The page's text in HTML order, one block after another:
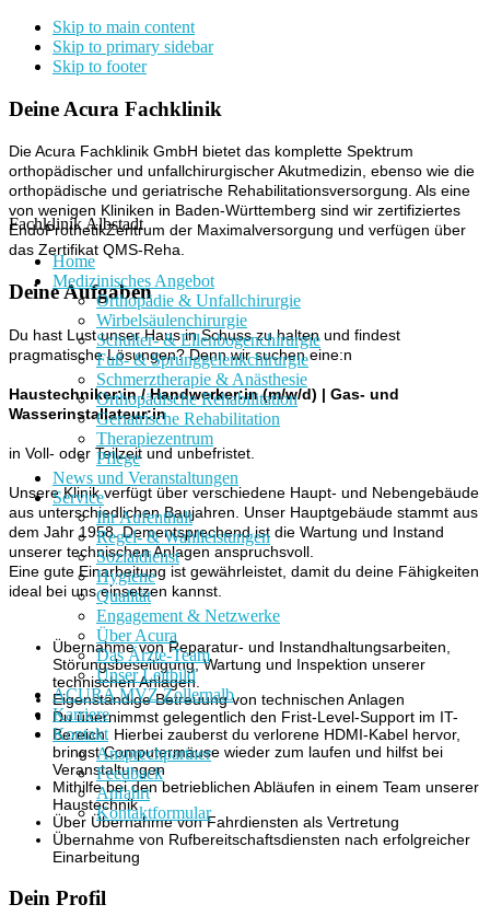
Skip to main content
Skip to primary sidebar
Skip to footer
Fachklinik Albstadt
Home
Medizinisches Angebot
Orthopädie & Unfallchirurgie
Wirbelsäulenchirurgie
Schulter- & Ellenbogenchirurgie
Fuß- & Sprunggelenkchirurgie
Schmerztherapie & Anästhesie
Orthopädische Rehabilitation
Geriatrische Rehabilitation
Therapiezentrum
Pflege
News und Veranstaltungen
Service
Ihr Aufenthalt
Regel- & Wahlleistungen
Sozialdienst
Hygiene
Qualität
Engagement & Netzwerke
Über Acura
Das Ärzte-Team
Unser Leitbild
ACURA MVZ Zollernalb
Karriere
Kontakt
Ansprechpartner
Feedback
Anfahrt
Kontaktformular
Deine Acura Fachklinik
Die Acura Fachklinik GmbH bietet das komplette Spektrum
orthopädischer und unfallchirurgischer Akutmedizin, ebenso wie die
orthopädische und geriatrische Rehabilitationsversorgung. Als eine
von wenigen Kliniken in Baden-Württemberg sind wir zertifiziertes
EndoProthetikZentrum der Maximalversorgung und verfügen über
das Zertifikat QMS-Reha.
Deine Aufgaben
Du hast Lust unser Haus in Schuss zu halten und findest
pragmatische Lösungen? Denn wir suchen eine:n
Haustechniker:in / Handwerker:in (m/w/d) | Gas- und
Wasserinstallateur:in
in Voll- oder Teilzeit und unbefristet.
Unsere Klinik verfügt über verschiedene Haupt- und Nebengebäude
aus unterschiedlichen Baujahren. Unser Hauptgebäude stammt aus
dem Jahr 1958. Dementsprechend ist die Wartung und Instand
unserer technischen Anlagen anspruchsvoll.
Eine gute Einarbeitung ist gewährleistet, damit du deine Fähigkeiten
ideal bei uns einsetzen kannst.
Übernahme von Reparatur- und Instandhaltungsarbeiten,
Störungsbeseitigung, Wartung und Inspektion unserer
technischen Anlagen.
Eigenständige Betreuung von technischen Anlagen
Du übernimmst gelegentlich den Frist-Level-Support im IT-
Bereich. Hierbei zauberst du verlorene HDMI-Kabel hervor,
bringst Computermäuse wieder zum laufen und hilfst bei
Veranstaltungen
Mithilfe bei den betrieblichen Abläufen in einem Team unserer
Haustechnik
Über Übernahme von Fahrdiensten als Vertretung
Übernahme von Rufbereitschaftsdiensten nach erfolgreicher
Einarbeitung
Dein Profil